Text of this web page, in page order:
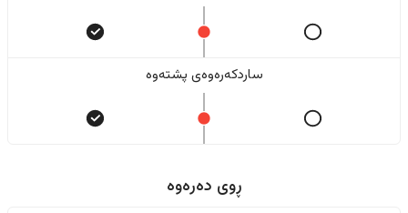
ساردکەرەوەی پشتەوە
ڕوی دەرەوە